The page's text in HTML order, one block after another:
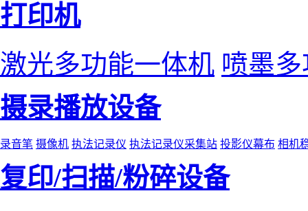
打印机
激光多功能一体机 喷墨
摄录播放设备
录音笔 摄像机 执法记录仪 执法记录仪采集站 投影仪幕布 相机
复印/扫描/粉碎设备